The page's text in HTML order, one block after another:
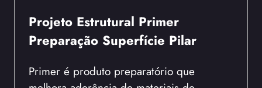
Projeto Estrutural Primer
Preparação Superfície Pilar
Primer é produto preparatório que